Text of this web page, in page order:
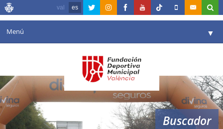
val es
Menú ▼
Agenda
Instalaciones ▼
Comunicación ▼
Buscador